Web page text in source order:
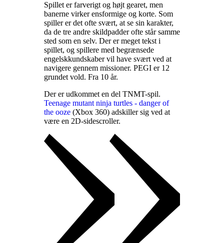
Spillet er farverigt og højt gearet, men
banerne virker ensformige og korte. Som
spiller er det ofte svært, at se sin karakter,
da de tre andre skildpadder ofte står samme
sted som en selv. Der er meget tekst i
spillet, og spillere med begrænsede
engelskkundskaber vil have svært ved at
navigere gennem missioner. PEGI er 12
grundet vold. Fra 10 år.
Der er udkommet en del TNMT-spil.
Teenage mutant ninja turtles - danger of
the ooze (Xbox 360) adskiller sig ved at
være en 2D-sidescroller.